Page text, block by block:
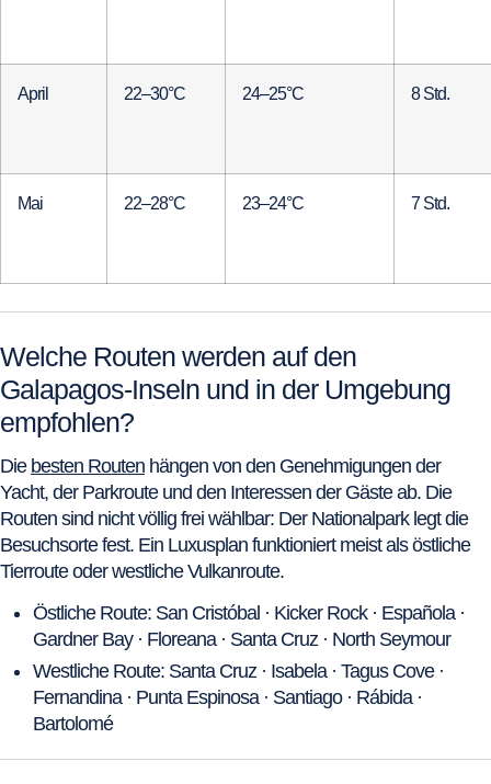
April 22–30°C 24–25°C 8 Std.
Mai 22–28°C 23–24°C 7 Std.
Welche Routen werden auf den
Galapagos-Inseln und in der Umgebung
empfohlen?
Die besten Routen hängen von den Genehmigungen der
Yacht, der Parkroute und den Interessen der Gäste ab. Die
Routen sind nicht völlig frei wählbar: Der Nationalpark legt die
Besuchsorte fest. Ein Luxusplan funktioniert meist als östliche
Tierroute oder westliche Vulkanroute.
Östliche Route: San Cristóbal · Kicker Rock · Española ·
Gardner Bay · Floreana · Santa Cruz · North Seymour
Westliche Route: Santa Cruz · Isabela · Tagus Cove ·
Fernandina · Punta Espinosa · Santiago · Rábida ·
Bartolomé